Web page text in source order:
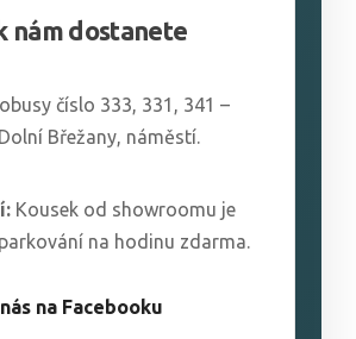
nám dostanete
číslo 333, 331, 341 –
Břežany, náměstí.
Kousek od showroomu je
na hodinu zdarma.
na Facebooku